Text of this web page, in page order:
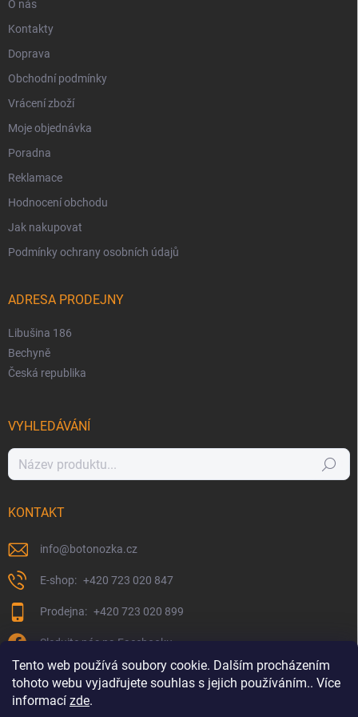
Tento web používá soubory cookie. Dalším procházením
tohoto webu vyjadřujete souhlas s jejich používáním.. Více
informací zde.
O nás
Kontakty
Doprava
Obchodní podmínky
Vrácení zboží
Moje objednávka
Poradna
Reklamace
Hodnocení obchodu
Jak nakupovat
Podmínky ochrany osobních údajů
ADRESA PRODEJNY
Libušina 186
Bechyně
Česká republika
VYHLEDÁVÁNÍ
Hledat
KONTAKT
info@botonozka.cz
+420 723 020 847
+420 723 020 899
Sledujte nás na Facebooku